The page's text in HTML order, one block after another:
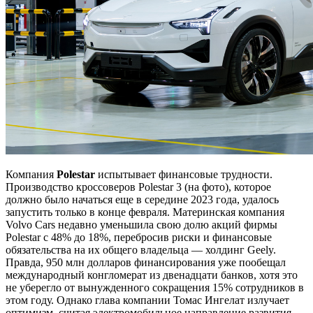
Компания Polestar испытывает финансовые трудности.
Производство кроссоверов Polestar 3 (на фото), которое
должно было начаться еще в середине 2023 года, удалось
запустить только в конце февраля. Материнская компания
Volvo Cars недавно уменьшила свою долю акций фирмы
Polestar с 48% до 18%, перебросив риски и финансовые
обязательства на их общего владельца — холдинг Geely.
Правда, 950 млн долларов финансирования уже пообещал
международный конгломерат из двенадцати банков, хотя это
не уберегло от вынужденного сокращения 15% сотрудников в
этом году. Однако глава компании Томас Ингелат излучает